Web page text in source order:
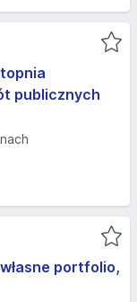
publicznych
portfolio,